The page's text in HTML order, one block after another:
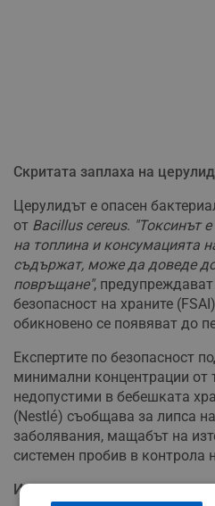
Скритата заплаха на
Церулидът е опасен
от Bacillus cereus. "Токсинът
на топлина и консумацията
съдържат, може да доведе
повръщане",
безопасност на храните
обикновено се появяват до
Експертите по безопасност
минимални концентрации от
недопустими в бебешката
(Nestlé) съобщава за липса
заболявания, мащабът на
системен пробив в контрола
Инструкции към родителите